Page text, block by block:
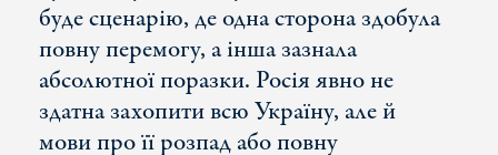
буде сценарію, де одна сторона здобула
повну перемогу, а інша зазнала
абсолютної поразки. Росія явно не
здатна захопити всю Україну, але й
мови про її розпад або повну